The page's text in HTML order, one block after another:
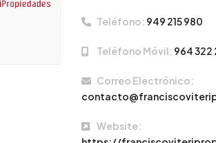
Teléfono: 949 215 980
Teléfono Móvil: 964 322
Correo Electrónico:
Website: